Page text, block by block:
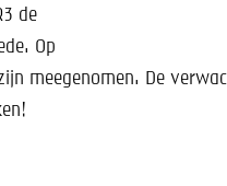
de
Op
meegenomen. De